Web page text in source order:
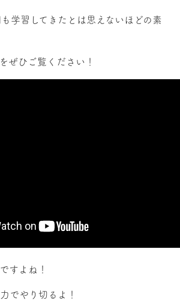
学習してきたとは思えないほどの素
ぜひご覧ください！
すよね！
でやり切るよ！